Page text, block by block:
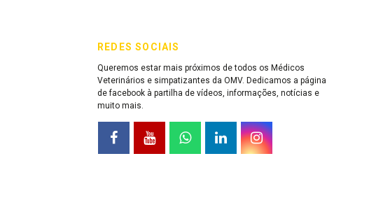
REDES SOCIAIS
Queremos estar mais próximos de todos os Médicos
Veterinários e simpatizantes da OMV. Dedicamos a página
de facebook à partilha de vídeos, informações, notícias e
muito mais.